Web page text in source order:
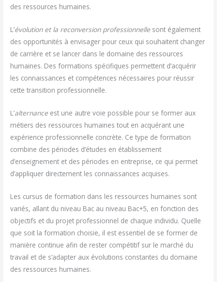
des ressources humaines.
L’évolution et la reconversion professionnelle sont également
des opportunités à envisager pour ceux qui souhaitent changer
de carrière et se lancer dans le domaine des ressources
humaines. Des formations spécifiques permettent d’acquérir
les connaissances et compétences nécessaires pour réussir
cette transition professionnelle.
L’alternance est une autre voie possible pour se former aux
métiers des ressources humaines tout en acquérant une
expérience professionnelle concrète. Ce type de formation
combine des périodes d’études en établissement
d’enseignement et des périodes en entreprise, ce qui permet
d’appliquer directement les connaissances acquises.
Les cursus de formation dans les ressources humaines sont
variés, allant du niveau Bac au niveau Bac+5, en fonction des
objectifs et du projet professionnel de chaque individu. Quelle
que soit la formation choisie, il est essentiel de se former de
manière continue afin de rester compétitif sur le marché du
travail et de s’adapter aux évolutions constantes du domaine
des ressources humaines.